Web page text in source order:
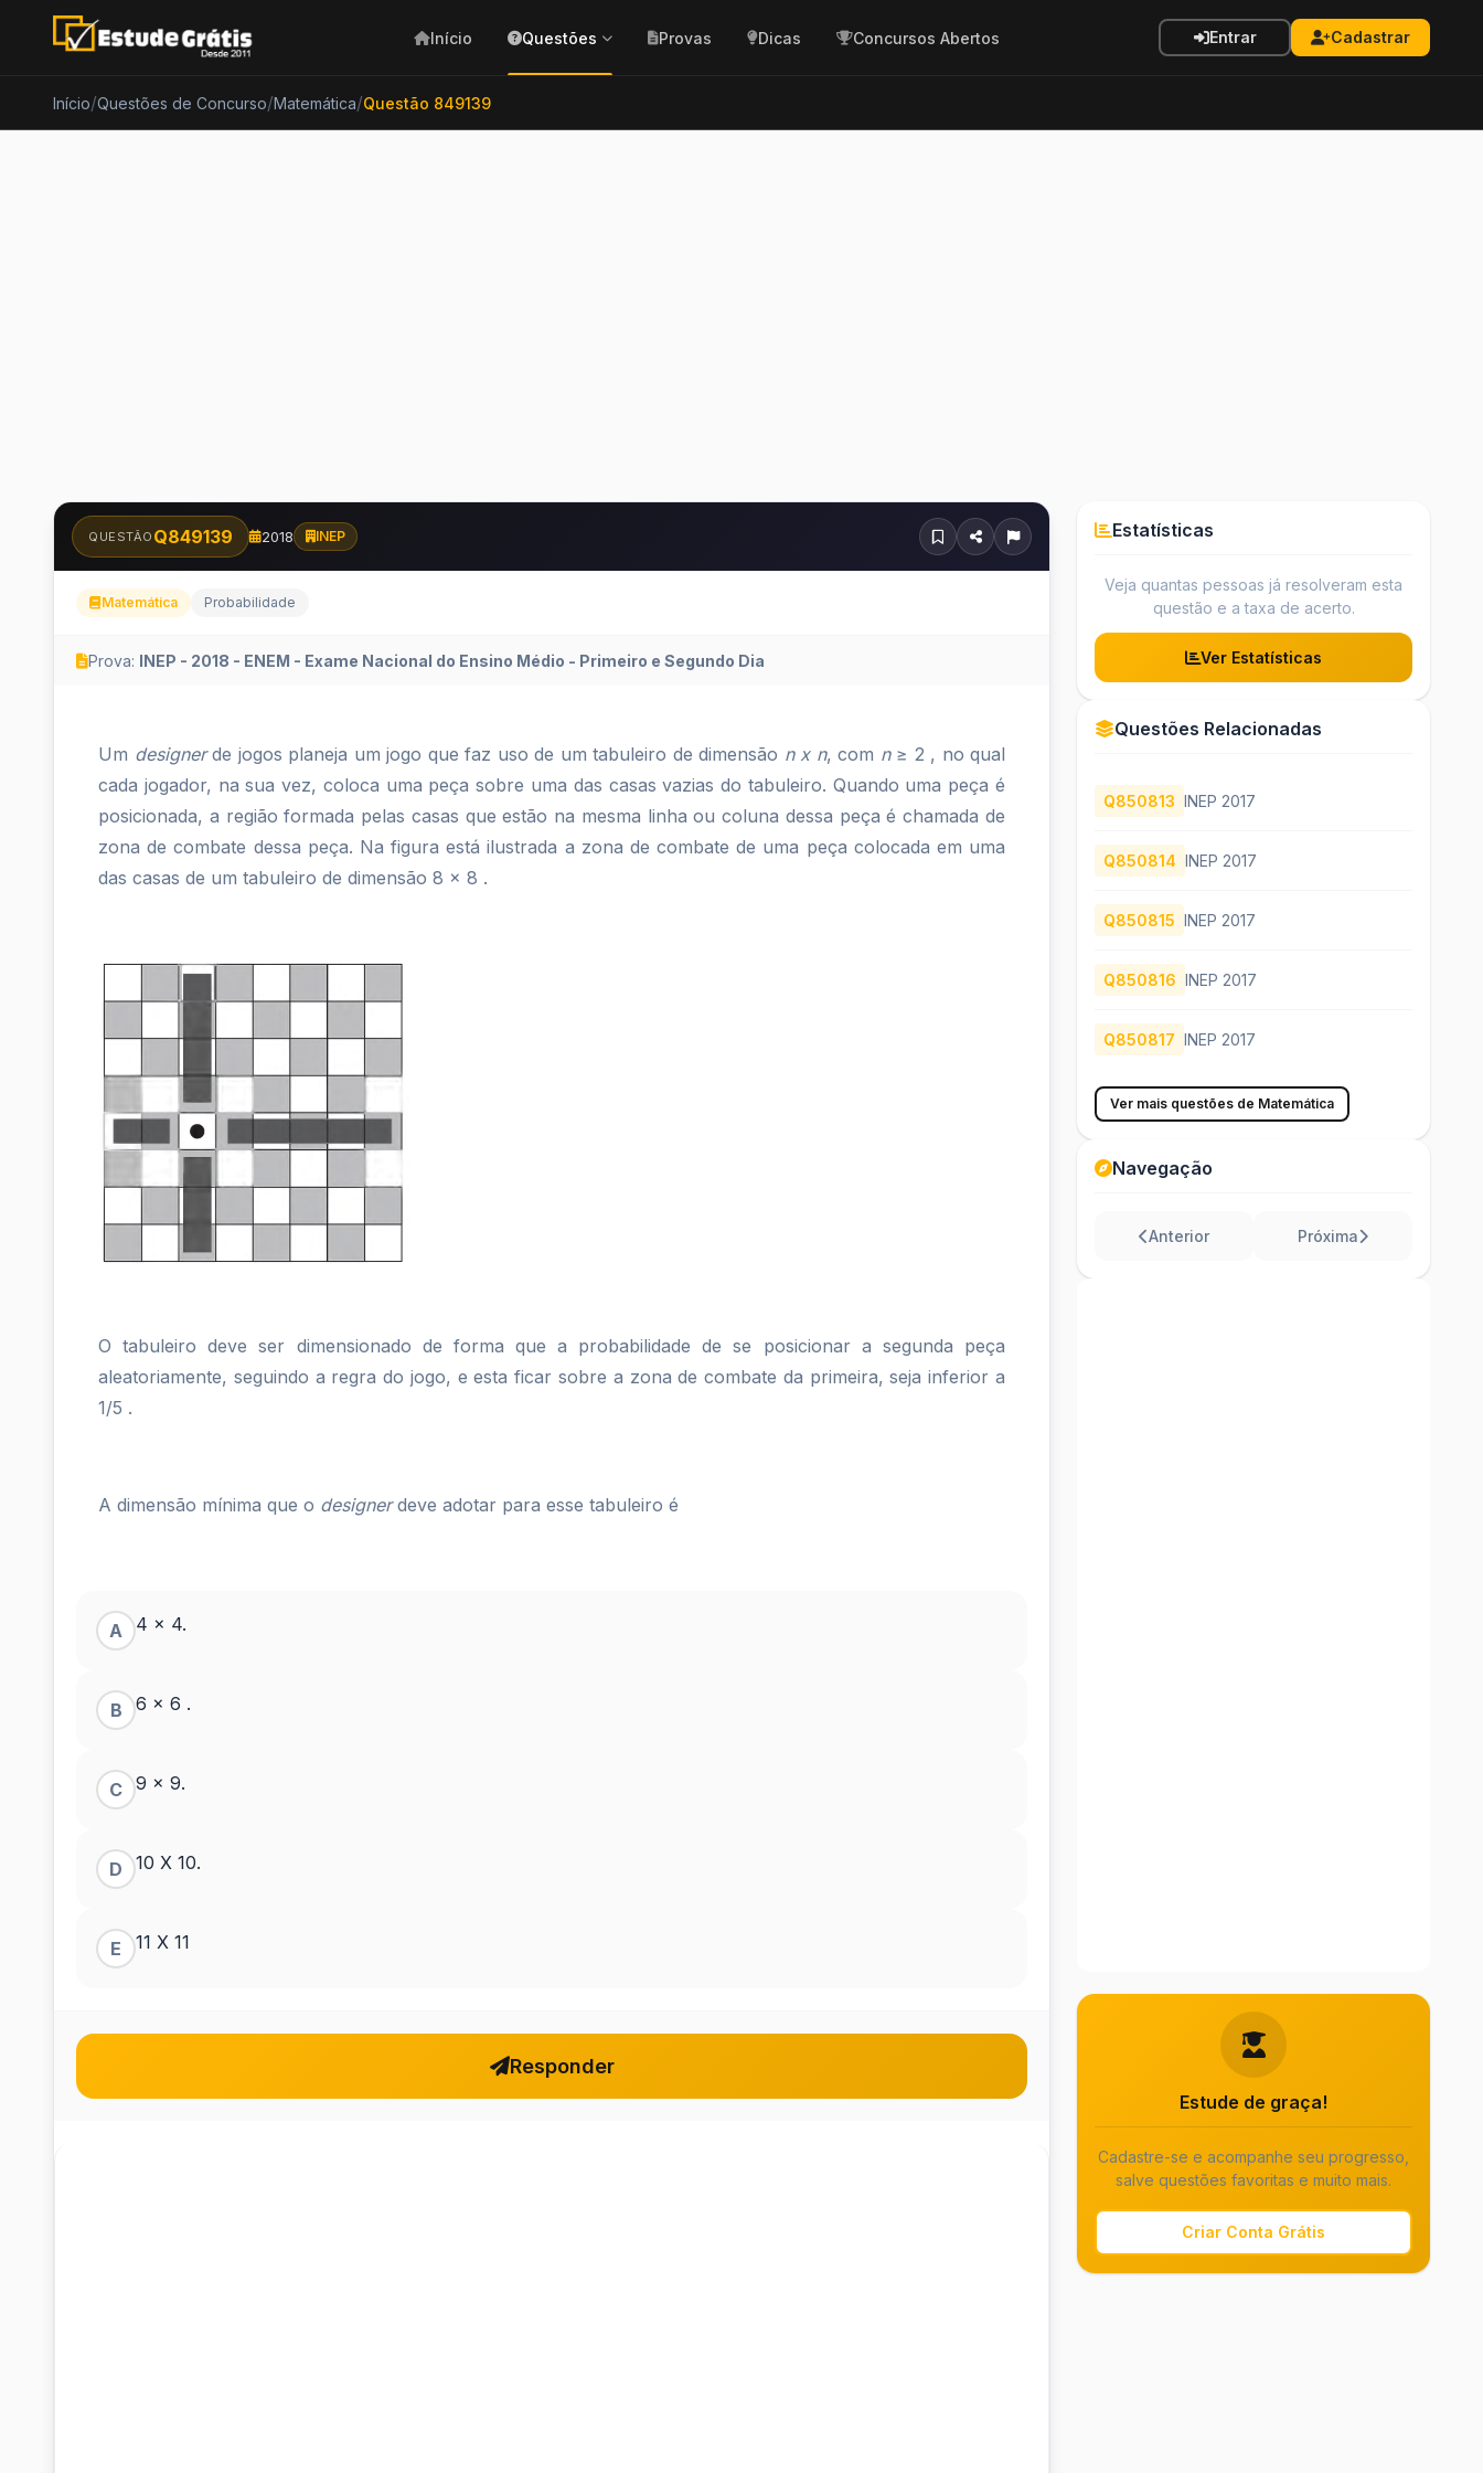
Início Questões Provas Dicas Concursos Abertos Entrar Cadastrar
Início/Questões de Concurso/Matemática/Questão 849139
QUESTÃO Q849139 2018 INEP
Matemática Probabilidade
Prova: INEP - 2018 - ENEM - Exame Nacional do Ensino Médio - Primeiro e Segundo Dia
Um
designer
de
jogos
jogo
que
faz
uso
de
ta...
Um designerde jogos planeja um jogo que faz uso de um tabuleiro de dimensão n x n, com n≥ 2 , no qual
cada jogador, na sua vez, coloca uma peça sobre uma das casas vazias do tabuleiro. Quando uma peça é
posicionada, a região formada pelas casas que estão na mesma linha ou coluna dessa peça é chamada de
zona de combate dessa peça. Na figura está ilustrada a zona de combate de uma peça colocada em uma
das casas de um tabuleiro de dimensão 8 x 8 .
O tabuleiro deve ser dimensionado de forma que a probabilidade de se posicionar a segunda peça
aleatoriamente, seguindo a regra do jogo, e esta ficar sobre a zona de combate da primeira, seja inferior a
1/5 .
A dimensão mínima que o designerdeve adotar para esse tabuleiro é
A 4 x 4.
B 6 x 6 .
C 9 x 9.
D 10 X 10.
E 11 X 11
Responder
Estatísticas
Veja quantas pessoas já resolveram esta
questão e a taxa de acerto.
Ver Estatísticas
Questões Relacionadas
Q850813 INEP 2017
Q850814 INEP 2017
Q850815 INEP 2017
Q850816 INEP 2017
Q850817 INEP 2017
Ver mais questões de Matemática
Navegação
Anterior Próxima
Estude de graça!
Cadastre-se e acompanhe seu progresso,
salve questões favoritas e muito mais.
Criar Conta Grátis